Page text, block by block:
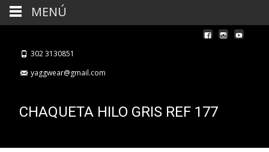
302 3130851
yaggwear@gmail.com
CHAQUETA HILO GRIS REF 177
MENÚ